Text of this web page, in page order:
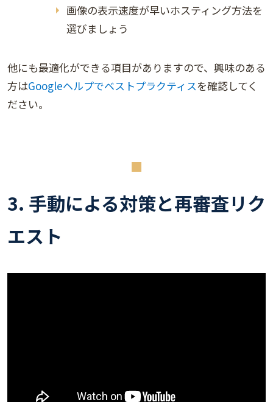
画像の表示速度が早いホスティング方法を
選びましょう
他にも最適化ができる項目がありますので、興味のある
方はGoogleヘルプでベストプラクティスを確認してく
ださい。
3. 手動による対策と再審査リク
エスト